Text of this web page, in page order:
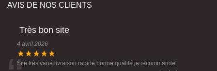
AVIS DE NOS CLIENTS
Très bon site
4 avril 2026
★★★★★
Site très varié livraison rapide bonne qualité je recommande”